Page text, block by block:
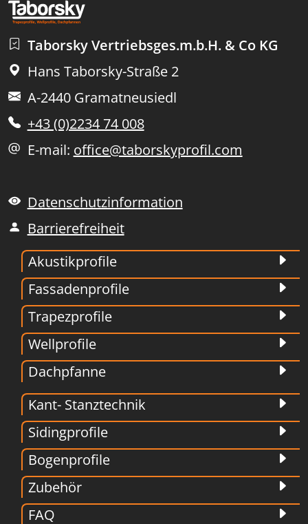
Taborsky Vertriebsges.m.b.H. & Co KG
Hans Taborsky-Straße 2
A-2440 Gramatneusiedl
+43 (0)2234 74 008
E-mail: office@taborskyprofil.com
Datenschutzinformation
Barrierefreiheit
Akustikprofile
Fassadenprofile
Trapezprofile
Wellprofile
Dachpfanne
Kant- Stanztechnik
Sidingprofile
Bogenprofile
Zubehör
FAQ